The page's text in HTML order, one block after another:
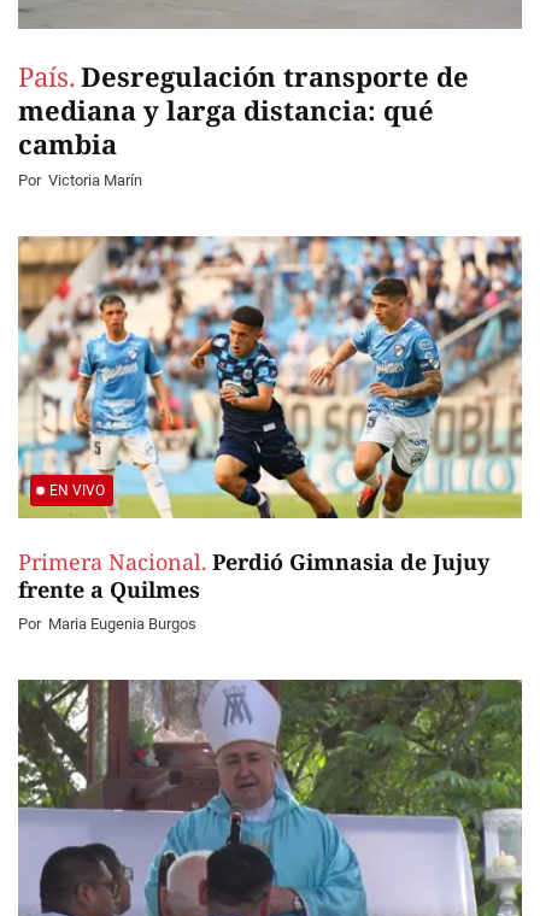
País. Desregulación transporte de
mediana y larga distancia: qué
cambia
Por Victoria Marín
EN VIVO
Primera Nacional. Perdió Gimnasia de Jujuy
frente a Quilmes
Por Maria Eugenia Burgos